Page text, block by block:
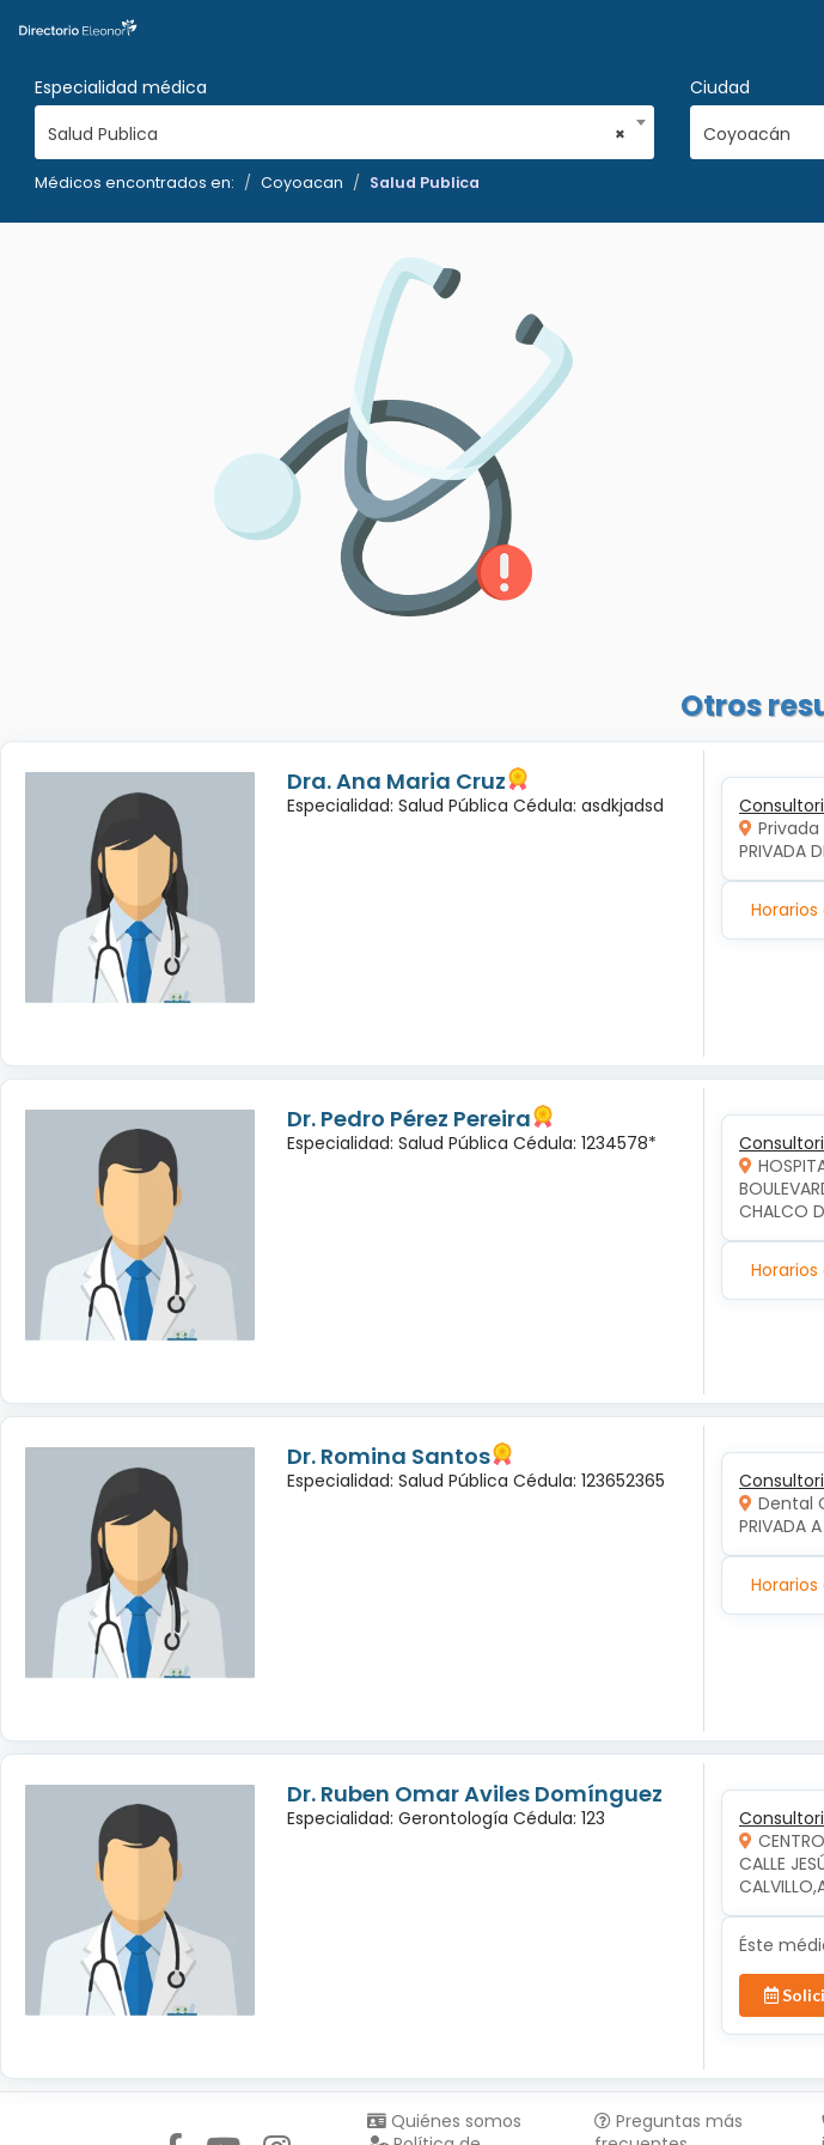
Especialidad médica
×
Salud Publica
Ciudad
Coyoacán
Médicos encontrados en: Coyoacan Salud Publica
Otros
Dra. Ana Maria Cruz
Especialidad: Salud Pública Cédula: asdkjadsd
Privada
PRIVADA
Dr. Pedro Pérez Pereira
Especialidad: Salud Pública Cédula: 1234578*
CHALCO
Dr. Romina Santos
Especialidad: Salud Pública Cédula: 123652365
Dental
PRIVADA
Dr. Ruben Omar Aviles Domínguez
Especialidad: Gerontología Cédula: 123
CALLE
Éste
Quiénes somos
Preguntas más